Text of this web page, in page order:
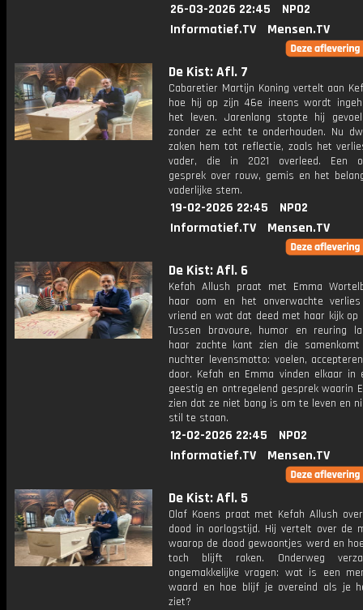
26-03-2026 22:45
NPO2
Informatief.TV
Mensen.TV
De Kist: Afl. 7
Cabaretier Martijn Koning vertelt aan
hoe hij op zijn 46e ineens wordt
het leven. Jarenlang stopte hij
zonder ze echt te onderhouden. Nu
zaken hem tot reflectie, zoals het
vader, die in 2021 overleed. Een
gesprek over rouw, gemis en het
vaderlijke stem.
19-02-2026 22:45
NPO2
Informatief.TV
Mensen.TV
De Kist: Afl. 6
Kefah Allush praat met Emma
haar oom en het onverwachte
vriend en wat dat deed met haar kijk op
Tussen bravoure, humor en reuring
haar zachte kant zien die
nuchter levensmotto: voelen,
door. Kefah en Emma vinden elkaar in
geestig en ontregelend gesprek waarin
zien dat ze niet bang is om te leven en
stil te staan.
12-02-2026 22:45
NPO2
Informatief.TV
Mensen.TV
De Kist: Afl. 5
Olaf Koens praat met Kefah Allush
dood in oorlogstijd. Hij vertelt over de
waarop de dood gewoontjes werd en
toch blijft raken. Onderweg
ongemakkelijke vragen: wat is een
waard en hoe blijf je overeind als je
ziet?